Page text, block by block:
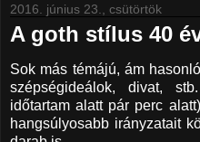
2016. június 23., csütörtök
A goth stílus 40
Sok más témájú, ám
szépségideálok, divat,
időtartam alatt pár perc
hangsúlyosabb irányzatait